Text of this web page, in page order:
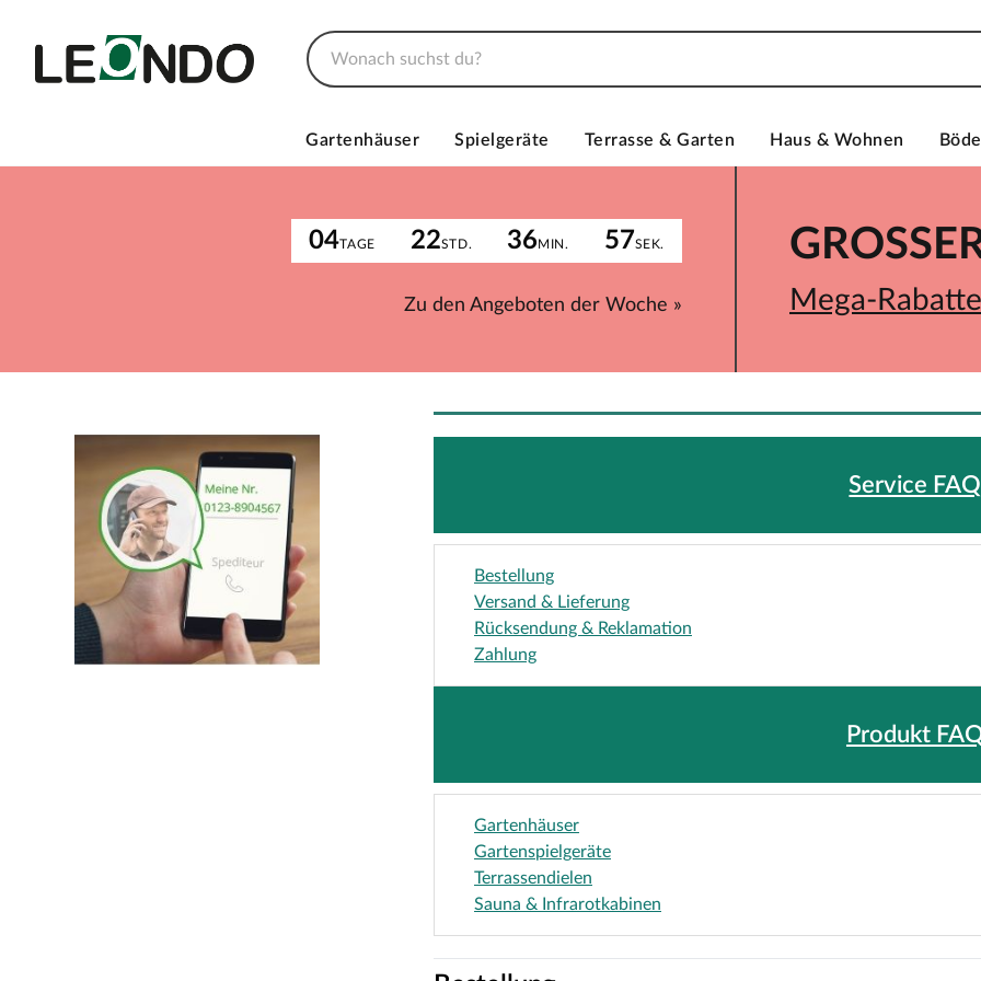
Gartenhäuser Spielgeräte Terrasse & Garten Haus & Wohnen
04TAGE 22STD. 36MIN. 57SEK.
Zu den Angeboten der Woche » Mega-
Service FAQ
Bestellung
Versand & Lieferung
Rücksendung & Reklamation
Zahlung
Produkt
Gartenhäuser
Gartenspielgeräte
Terrassendielen
Sauna & Infrarotkabinen